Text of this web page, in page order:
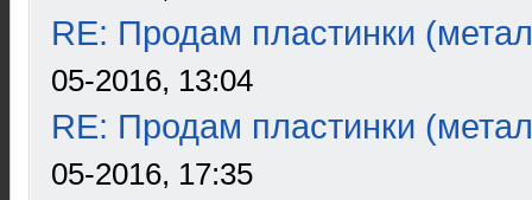
RE: Продам пластинки
05-2016, 13:04
RE: Продам пластинки
05-2016, 17:35